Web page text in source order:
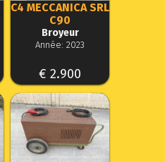
C4 MECCANICA SRL
C90
Broyeur
Année: 2023
€ 2.900